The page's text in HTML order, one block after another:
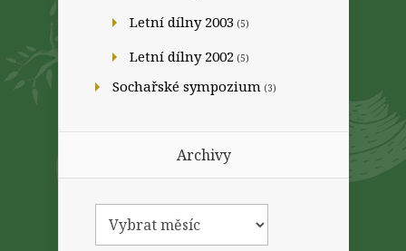
Letní dílny 2003 (5)
Letní dílny 2002 (5)
Sochařské sympozium (3)
Archivy